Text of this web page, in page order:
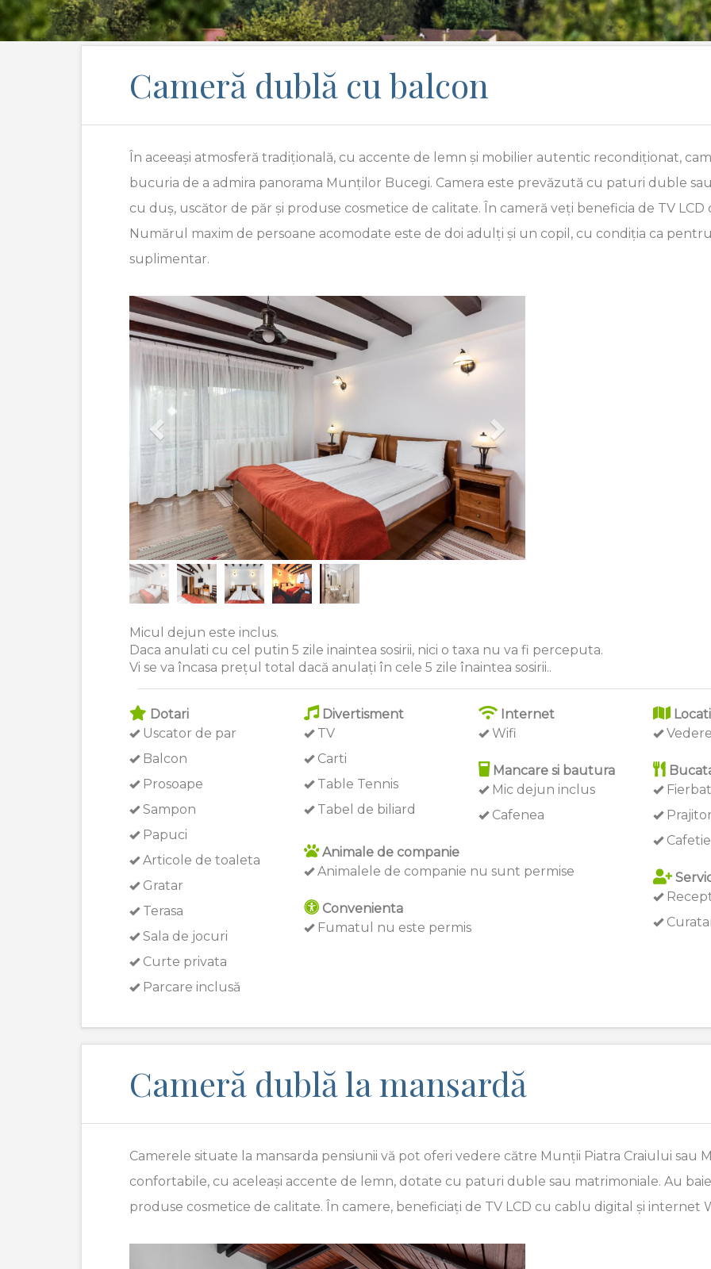
Cameră dublă cu balcon
În aceeași atmosferă tradițională, cu accente de lemn și mobilier autentic recondiționat,
bucuria de a admira panorama Munților Bucegi. Camera este prevăzută cu paturi duble
cu duș, uscător de păr și produse cosmetice de calitate. În cameră veți beneficia de TV
Numărul maxim de persoane acomodate este de doi adulți și un copil, cu condiția ca
suplimentar.
Previous
Micul dejun este inclus.
Daca anulati cu cel putin 5 zile inaintea sosirii, nici o taxa nu va fi perceputa.
Vi se va încasa prețul total dacă anulați în cele 5 zile înaintea sosirii..
Dotari
Uscator de par
Balcon
Prosoape
Sampon
Papuci
Articole de toaleta
Gratar
Terasa
Sala de jocuri
Curte privata
Parcare inclusă
Divertisment
TV
Carti
Table Tennis
Tabel de biliard
Internet
Wifi
Mancare si bautura
Mic dejun inclus
Cafenea
Animale de companie
Animalele de companie nu sunt permise
Convenienta
Fumatul nu este permis
Cameră dublă la mansardă
Camerele situate la mansarda pensiunii vă pot oferi vedere către Munții Piatra Craiului sau
confortabile, cu aceleași accente de lemn, dotate cu paturi duble sau matrimoniale. Au
produse cosmetice de calitate. În camere, beneficiați de TV LCD cu cablu digital și internet
Previous Next